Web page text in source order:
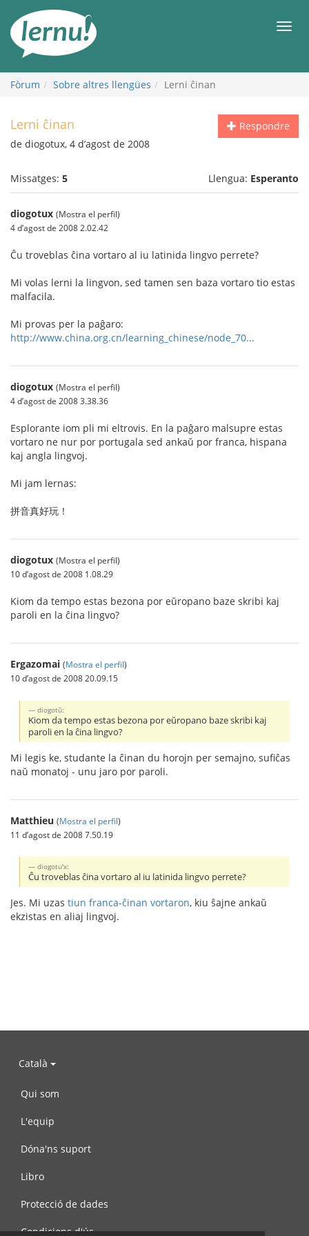
contingut
Fòrum Sobre altres llengües Lerni ĉinan
Respondre
Lerni ĉinan
de diogotux, 4 d’agost de 2008
Missatges: 5 Llengua: Esperanto
diogotux (Mostra el perfil)
4 d’agost de 2008 2.02.42
Ĉu troveblas ĉina vortaro al iu latinida lingvo perrete?
Mi volas lerni la lingvon, sed tamen sen baza vortaro tio estas
malfacila.
Mi provas per la paĝaro:
http://www.china.org.cn/learning_chinese/node_70...
diogotux (Mostra el perfil)
4 d’agost de 2008 3.38.36
Esplorante iom pli mi eltrovis. En la paĝaro malsupre estas
vortaro ne nur por portugala sed ankaŭ por franca, hispana
kaj angla lingvoj.
Mi jam lernas:
拼音真好玩！
diogotux (Mostra el perfil)
10 d’agost de 2008 1.08.29
Kiom da tempo estas bezona por eŭropano baze skribi kaj
paroli en la ĉina lingvo?
Ergazomai (Mostra el perfil)
10 d’agost de 2008 20.09.15
diogotŭ:
Kiom da tempo estas bezona por eŭropano baze skribi kaj
paroli en la ĉina lingvo?
Mi legis ke, studante la ĉinan du horojn per semajno, sufiĉas
naŭ monatoj - unu jaro por paroli.
Matthieu (Mostra el perfil)
11 d’agost de 2008 7.50.19
diogotu'x:
Ĉu troveblas ĉina vortaro al iu latinida lingvo perrete?
Jes. Mi uzas tiun franca-ĉinan vortaron, kiu ŝajne ankaŭ
ekzistas en aliaj lingvoj.
Català
Qui som
L'equip
Dóna'ns suport
Libro
Protecció de dades
Condicions d'ús